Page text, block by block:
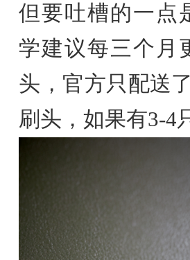
但要吐槽的一点
学建议每三个月
头，官方只配送
刷头，如果有3-4